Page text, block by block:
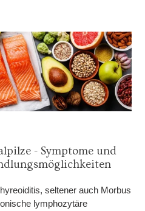
- Symptome und
seltener auch Morbus
lymphozytäre